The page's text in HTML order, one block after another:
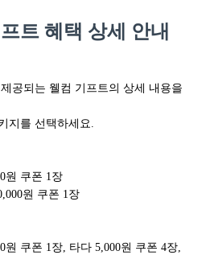
트 혜택 상세 안내
공되는 웰컴 기프트의 상세 내용을
지를 선택하세요.
원 쿠폰 1장
원 쿠폰 1장
원 쿠폰 1장, 타다 5,000원 쿠폰 4장,